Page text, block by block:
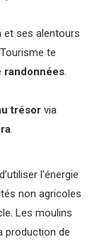
et ses alentours
te
randonnées.
trésor via
.
l’énergie
non agricoles
Les moulins
production de